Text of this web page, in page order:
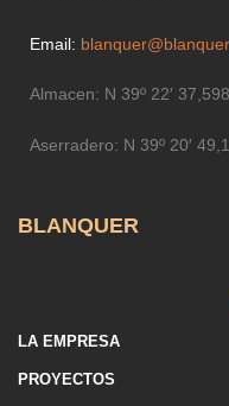
Email:
Almacen: N 39º 22′
Aserradero: N 39º 20′
BLANQUER
LA EMPRESA
PROYECTOS